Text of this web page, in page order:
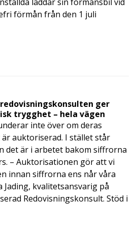
förmån från den 1 juli
ger
trygghet – hela vägen
inte över om deras
auktoriserad. I stället står
det är i arbetet bakom siffrorna
– Auktorisationen gör att vi
innan siffrorna ens når våra
Jading, kvalitetsansvarig på
Redovisningskonsult. Stöd i